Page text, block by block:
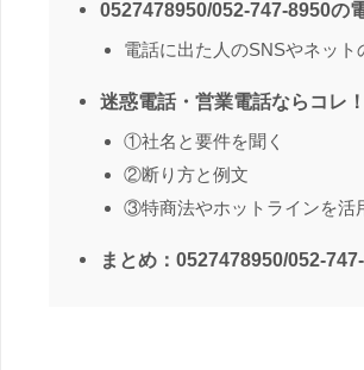
0527478950/052-747-8950の
電話に出た人のSNSやネット
迷惑電話・営業電話ならコレ
①社名と要件を聞く
②断り方と例文
③特商法やホットラインを活
まとめ：0527478950/052-